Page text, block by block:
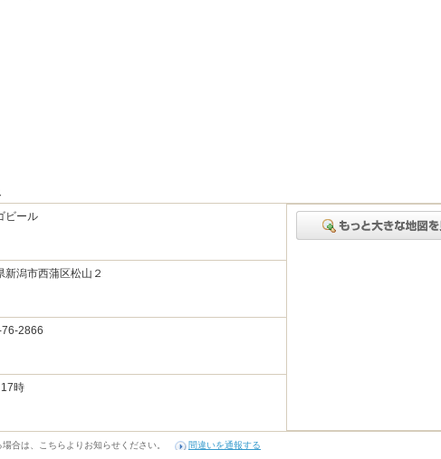
ビール
新潟市西蒲区松山２
2866
時
合は、こちらよりお知らせください。 間違いを通報する